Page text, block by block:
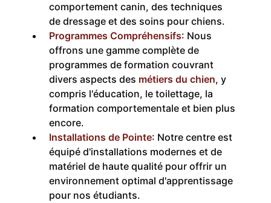
comportement canin, des techniques
de dressage et des soins pour chiens.
Programmes Compréhensifs: Nous
offrons une gamme complète de
programmes de formation couvrant
divers aspects des métiers du chien, y
compris l'éducation, le toilettage, la
formation comportementale et bien plus
encore.
Installations de Pointe: Notre centre est
équipé d'installations modernes et de
matériel de haute qualité pour offrir un
environnement optimal d'apprentissage
pour nos étudiants.